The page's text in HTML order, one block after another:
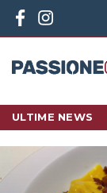
ULTIME NEWS